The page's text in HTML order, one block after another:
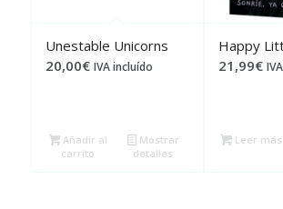
Unestable Unicorns
20,00€ IVA incluído
Añadir al
carrito
Mostrar
detalles
Happy
21,99€
Leer más